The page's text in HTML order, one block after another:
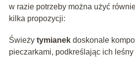
w razie potrzeby można użyć
kilka propozycji:
Świeży tymianekdoskonale
pieczarkami, podkreślając ich leśny